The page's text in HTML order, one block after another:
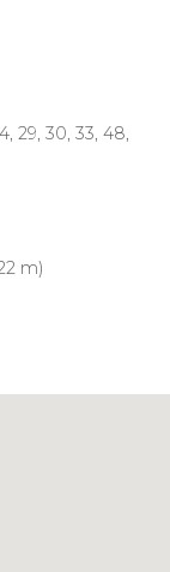
29, 30, 33, 48,
m)